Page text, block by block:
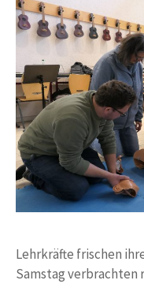
Lehrkräfte frischen
Samstag verbrachten